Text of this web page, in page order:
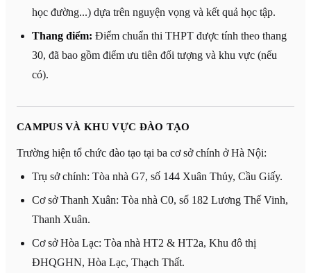
học đường...) dựa trên nguyện vọng và kết quả học tập.
Thang điểm: Điểm chuẩn thi THPT được tính theo thang
30, đã bao gồm điểm ưu tiên đối tượng và khu vực (nếu
có).
CAMPUS VÀ KHU VỰC ĐÀO TẠO
Trường hiện tổ chức đào tạo tại ba cơ sở chính ở Hà Nội:
Trụ sở chính: Tòa nhà G7, số 144 Xuân Thủy, Cầu Giấy.
Cơ sở Thanh Xuân: Tòa nhà C0, số 182 Lương Thế Vinh,
Thanh Xuân.
Cơ sở Hòa Lạc: Tòa nhà HT2 & HT2a, Khu đô thị
ĐHQGHN, Hòa Lạc, Thạch Thất.